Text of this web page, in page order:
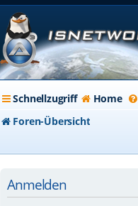
Schnellzugriff Home
Foren-Übersicht
Anmelden